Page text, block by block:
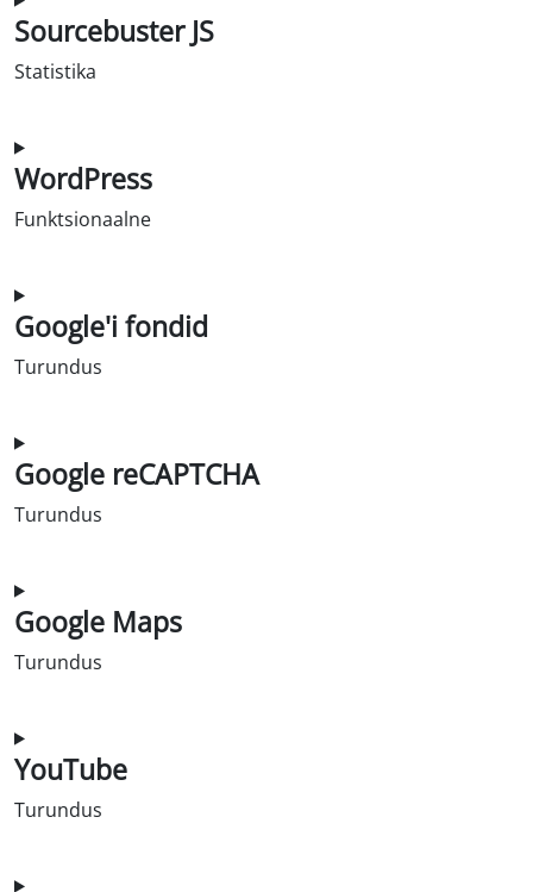
Sourcebuster JS
Statistika
Nõusolek teenuse sourcebuster-js kasutamiseks
WordPress
Funktsionaalne
Nõusolek WordPressi teenindamiseks
Google'i fondid
Turundus
Nõusolek google-fontide teenindamiseks
Google reCAPTCHA
Turundus
Nõusolek google-recaptcha teenuse kasutamiseks
Google Maps
Turundus
Nõusolek google-mapsi teenindamiseks
YouTube
Turundus
Nõusolek youtube teenindamiseks